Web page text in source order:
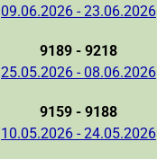
09.06.2026 - 23.06.2026
9189 - 9218
25.05.2026 - 08.06.2026
9159 - 9188
10.05.2026 - 24.05.2026